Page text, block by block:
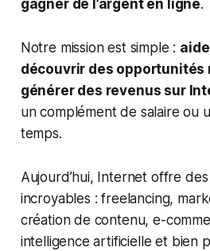
gagner de l’argent en ligne.
Notre mission est simple :
découvrir des opportunités
générer des revenus sur
un complément de salaire ou
temps.
Aujourd’hui, Internet offre
incroyables : freelancing,
création de contenu, e-
intelligence artificielle et bien